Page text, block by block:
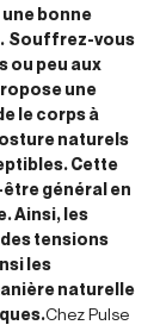
bonne
Souffrez-vous
ou peu aux
une
le corps à
naturels
Cette
général en
Ainsi, les
tensions
les
naturelle
Chez Pulse